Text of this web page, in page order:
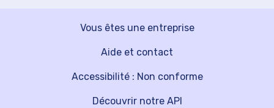
Vous êtes une entreprise
Découvrir notre API
Aide et contact
Accessibilité : Non conforme